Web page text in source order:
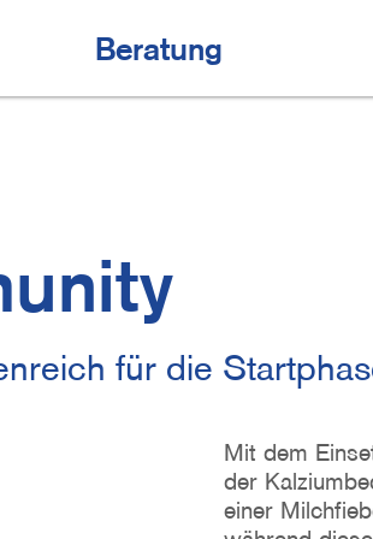
Beratung
für die
Mit dem
der
einer